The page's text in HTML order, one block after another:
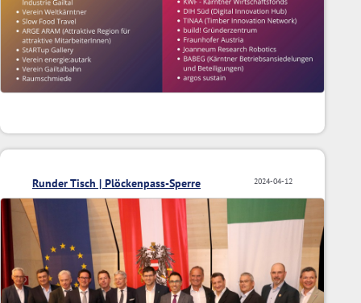
2024-04-12
Runder Tisch | Plöckenpass-Sperre